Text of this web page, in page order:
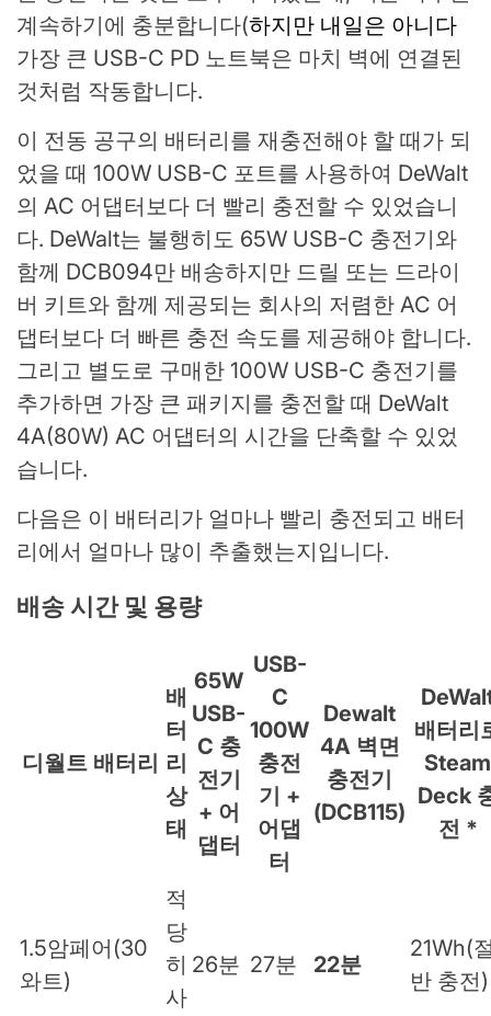
계속하기에 충분합니다(하지만 내일은 아니다
가장 큰 USB-C PD 노트북은 마치 벽에 연결된
것처럼 작동합니다.
이 전동 공구의 배터리를 재충전해야 할 때가 되
었을 때 100W USB-C 포트를 사용하여 DeWalt
의 AC 어댑터보다 더 빨리 충전할 수 있었습니
다. DeWalt는 불행히도 65W USB-C 충전기와
함께 DCB094만 배송하지만 드릴 또는 드라이
버 키트와 함께 제공되는 회사의 저렴한 AC 어
댑터보다 더 빠른 충전 속도를 제공해야 합니다.
그리고 별도로 구매한 100W USB-C 충전기를
추가하면 가장 큰 패키지를 충전할 때 DeWalt
4A(80W) AC 어댑터의 시간을 단축할 수 있었
습니다.
다음은 이 배터리가 얼마나 빨리 충전되고 배터
리에서 얼마나 많이 추출했는지입니다.
배송 시간 및 용량
디월트 배터리
배
터
리
상
태
65W
USB-
C 충
전기
+ 어
댑터
USB-
C
100W
충전
기 +
어댑
터
Dewalt
4A 벽면
충전기
(DCB115)
배터리
Steam
Deck
전 *
1.5암페어(30
와트)
적
당
히
사
26분 27분 22분
21Wh(
반 충전)